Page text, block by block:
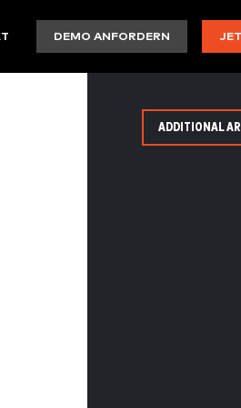
DEMO ANFORDERN
ADDITIONAL